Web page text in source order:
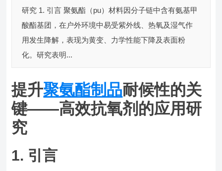
研究 1. 引言 聚氨酯（pu）材料因分子链中含有氨基甲
酸酯基团，在户外环境中易受紫外线、热氧及湿气作
用发生降解，表现为黄变、力学性能下降及表面粉
化。研究表明...
提升聚氨酯制品耐候性的关
键——高效抗氧剂的应用研
究
1. 引言